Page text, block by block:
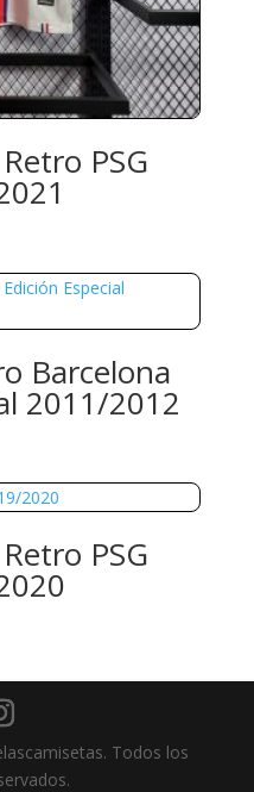
PSG
Barcelona
2011/2012
PSG
Todos los